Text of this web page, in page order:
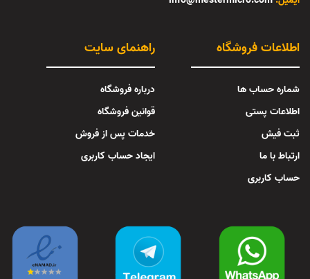
راهنمای سایت
درباره فروشگاه
قوانین فروشگاه
خدمات پس از فروش
ایجاد حساب کاربری
اطلاعات فروشگاه
شماره حساب ها
اطلاعات پستی
ثبت فیش
ارتباط با ما
حساب کاربری